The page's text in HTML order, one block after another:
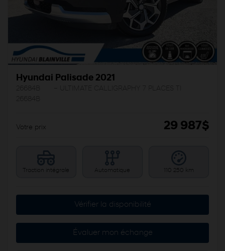
Hyundai Palisade 2021
Votre prix 29 987$
Traction intégrale Automatique 110 250 km
Vérifier la disponibilité
Évaluer mon échange